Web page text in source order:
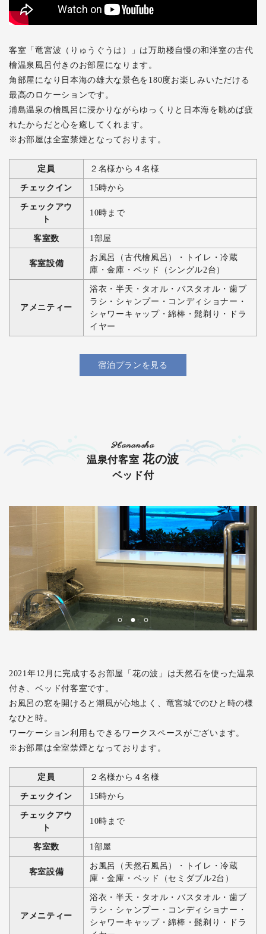
客室「竜宮波（りゅうぐうは）」は万助楼自慢の和洋室の古代
檜温泉風呂付きのお部屋になります。
角部屋になり日本海の雄大な景色を180度お楽しみいただける
最高のロケーションです。
浦島温泉の檜風呂に浸かりながらゆっくりと日本海を眺めば疲
れたからだと心を癒してくれます。
※お部屋は全室禁煙となっております。
定員 ２名様から４名様
チェックイン 15時から
チェックアウ
ト
10時まで
客室数 1部屋
客室設備
お風呂（古代檜風呂）・トイレ・冷蔵
庫・金庫・ベッド（シングル2台）
アメニティー
浴衣・半天・タオル・バスタオル・歯ブ
ラシ・シャンプー・コンディショナー・
シャワーキャップ・綿棒・髭剃り・ドラ
イヤー
宿泊プランを見る
Hananoha
温泉付客室 花の波
ベッド付
2021年12月に完成するお部屋「花の波」は天然石を使った温泉
付き、ベッド付客室です。
お風呂の窓を開けると潮風が心地よく、竜宮城でのひと時の様
なひと時。
ワーケーション利用もできるワークスペースがございます。
※お部屋は全室禁煙となっております。
定員 ２名様から４名様
チェックイン 15時から
チェックアウ
ト
10時まで
客室数 1部屋
客室設備
お風呂（天然石風呂）・トイレ・冷蔵
庫・金庫・ベッド（セミダブル2台）
アメニティー
浴衣・半天・タオル・バスタオル・歯ブ
ラシ・シャンプー・コンディショナー・
シャワーキャップ・綿棒・髭剃り・ドラ